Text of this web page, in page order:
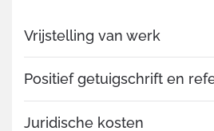
Vrijstelling van werk
Positief getuigschrift en
Juridische kosten